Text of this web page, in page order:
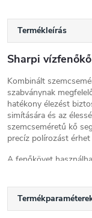
Termékleírás
Sharpi
Kombinált
szabványnak
hatékony élezést
simítására és az
szemcseméretű kő
precíz polírozást érhet
A fenőkövet
kerti szerszámokhoz,
köszönhetően
csomag tartalmaz